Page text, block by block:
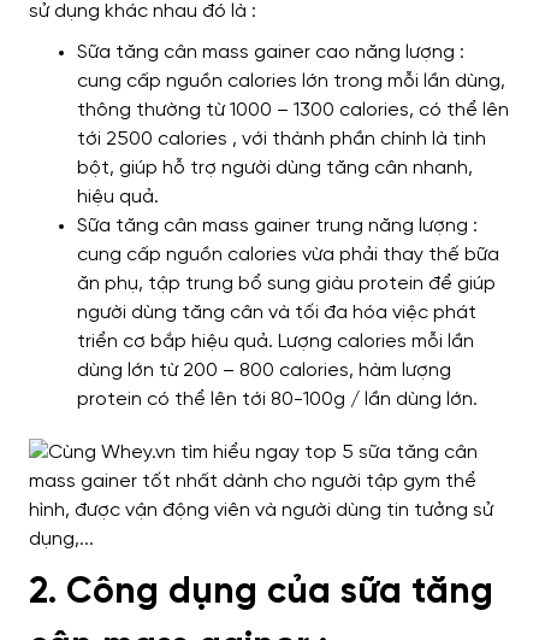
sử dụng khác nhau đó là :
Sữa tăng cân mass gainer cao năng lượng :
cung cấp nguồn calories lớn trong mỗi lần dùng,
thông thường từ 1000 – 1300 calories, có thể lên
tới 2500 calories , với thành phần chính là tinh
bột, giúp hỗ trợ người dùng tăng cân nhanh,
hiệu quả.
Sữa tăng cân mass gainer trung năng lượng :
cung cấp nguồn calories vừa phải thay thế bữa
ăn phụ, tập trung bổ sung giàu protein để giúp
người dùng tăng cân và tối đa hóa việc phát
triển cơ bắp hiệu quả. Lượng calories mỗi lần
dùng lớn từ 200 – 800 calories, hàm lượng
protein có thể lên tới 80-100g / lần dùng lớn.
2. Công dụng của sữa tăng